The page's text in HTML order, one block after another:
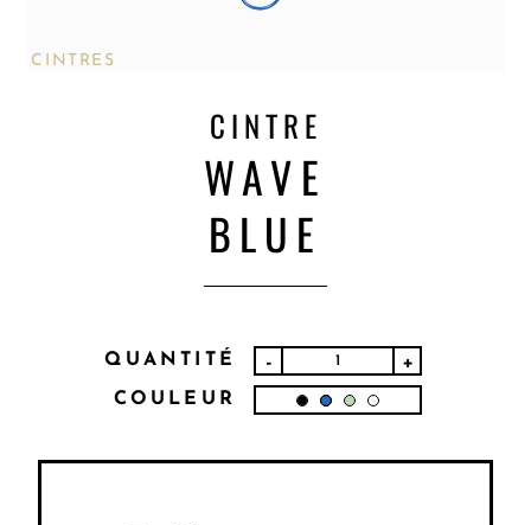
CINTRES
CINTRE
WAVE
BLUE
QUANTITÉ - +
COULEUR